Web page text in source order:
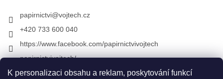
K personalizaci obsahu a reklam, poskytování funkcí
papirnictvi@vojtech.cz
+420 733 600 040
https://www.facebook.com/papirnictvivojtech
papirnictvivojtech/
+420 733 600 040